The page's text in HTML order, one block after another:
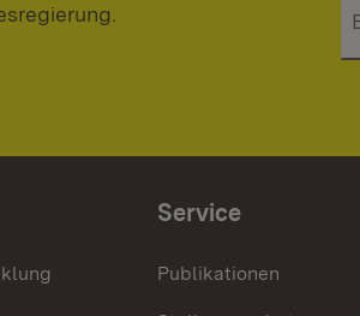
Service
Publikationen